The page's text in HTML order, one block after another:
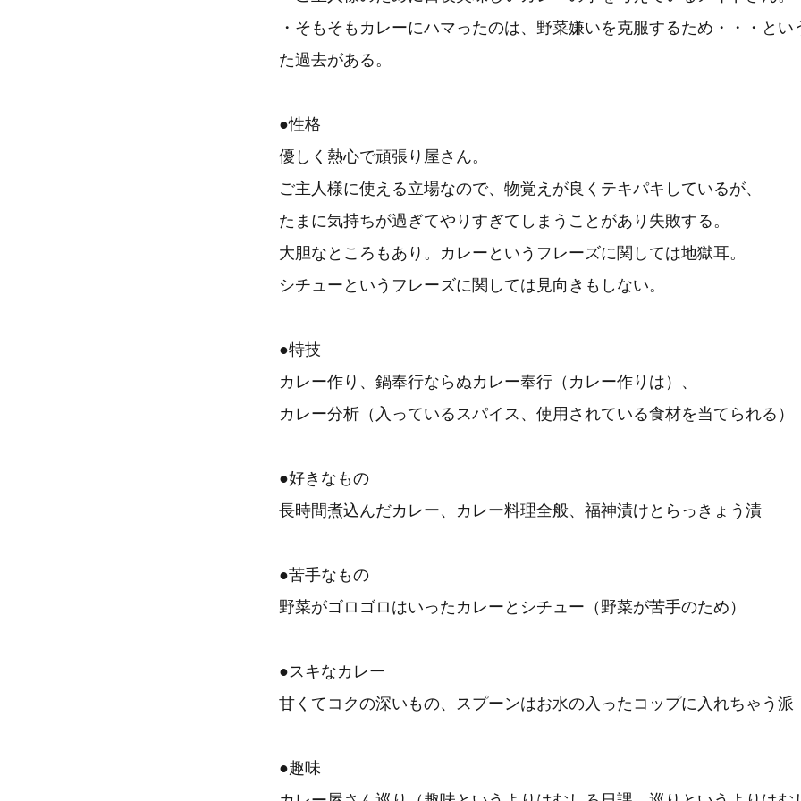
・そもそもカレーにハマったのは、野菜嫌いを克服するため・・・とい
た過去がある。
●性格
優しく熱心で頑張り屋さん。
ご主人様に使える立場なので、物覚えが良くテキパキしているが、
たまに気持ちが過ぎてやりすぎてしまうことがあり失敗する。
大胆なところもあり。カレーというフレーズに関しては地獄耳。
シチューというフレーズに関しては見向きもしない。
●特技
カレー作り、鍋奉行ならぬカレー奉行（カレー作りは）、
カレー分析（入っているスパイス、使用されている食材を当てられる）
●好きなもの
長時間煮込んだカレー、カレー料理全般、福神漬けとらっきょう漬
●苦手なもの
野菜がゴロゴロはいったカレーとシチュー（野菜が苦手のため）
●スキなカレー
甘くてコクの深いもの、スプーンはお水の入ったコップに入れちゃう派
●趣味